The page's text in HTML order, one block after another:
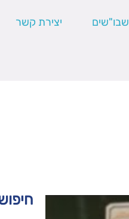
שבו"שים יצירת קשר